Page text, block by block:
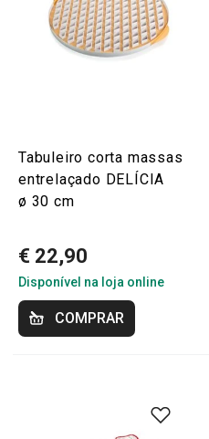
Tabuleiro corta massas
entrelaçado DELÍCIA
ø 30 cm
€ 22,90
Disponível na loja online
COMPRAR